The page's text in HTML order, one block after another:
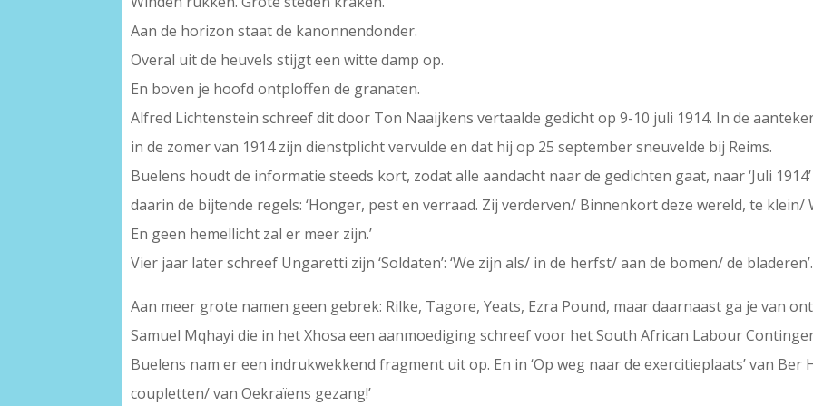
Aan de horizon staat de kanonnendonder.
Overal uit de heuvels stijgt een witte damp op.
En boven je hoofd ontploffen de granaten.
Alfred Lichtenstein schreef dit door Ton Naaijkens vertaalde gedicht op 9-10 juli 1914. In de
in de zomer van 1914 zijn dienstplicht vervulde en dat hij op 25 september sneuvelde bij Reims.
Buelens houdt de informatie steeds kort, zodat alle aandacht naar de gedichten gaat, naar ‘Juli
daarin de bijtende regels: ‘Honger, pest en verraad. Zij verderven/ Binnenkort deze wereld, te
En geen hemellicht zal er meer zijn.’
Vier jaar later schreef Ungaretti zijn ‘Soldaten’: ‘We zijn als/ in de herfst/ aan de bomen/ de bladeren’.
Aan meer grote namen geen gebrek: Rilke, Tagore, Yeats, Ezra Pound, maar daarnaast ga je van
Samuel Mqhayi die in het Xhosa een aanmoediging schreef voor het South African Labour
Buelens nam er een indrukwekkend fragment uit op. En in ‘Op weg naar de exercitieplaats’ van
coupletten/ van Oekraïens gezang!’